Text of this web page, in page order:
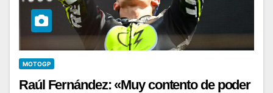
MOTOGP
Raúl Fernández: «Muy contento de poder